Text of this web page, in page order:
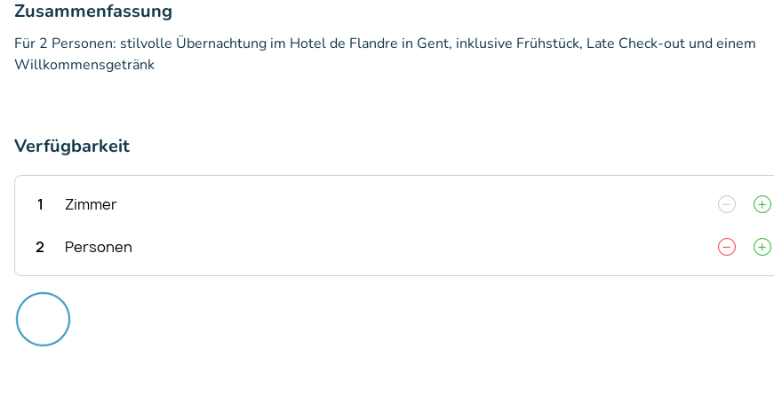
Zusammenfassung
Für 2 Personen: stilvolle Übernachtung im Hotel de Flandre in Gent, inklusive Frühstück, Late Check-out und einem
Willkommensgetränk
Verfügbarkeit
1 Zimmer
2 Personen